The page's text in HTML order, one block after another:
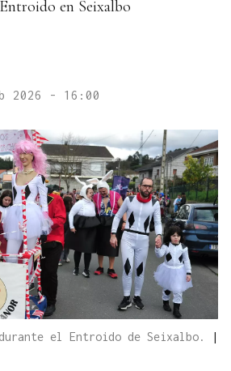
en Seixalbo
2026 - 16:00
el Entroido de Seixalbo.
|